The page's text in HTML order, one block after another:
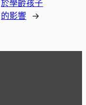
於學齡孩子
的影響
→